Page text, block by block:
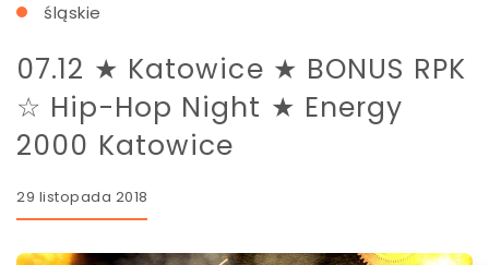
śląskie
07.12 ★ Katowice ★ BONUS RPK
☆ Hip-Hop Night ★ Energy
2000 Katowice
29 listopada 2018